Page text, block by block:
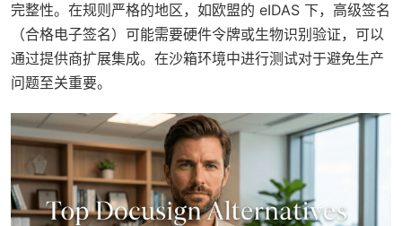
完整性。在规则严格的地区，如欧盟的 eIDAS 下，高级签名
（合格电子签名）可能需要硬件令牌或生物识别验证，可以
通过提供商扩展集成。在沙箱环境中进行测试对于避免生产
问题至关重要。